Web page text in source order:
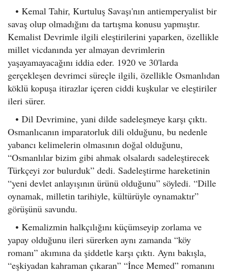
•Kemal Tahir, Kurtuluş Savaşı'nın antiemperyalist bir
savaş olup olmadığını da tartışma konusu yapmıştır.
Kemalist Devrimle ilgili eleştirilerini yaparken, özellikle
millet vicdanında yer almayan devrimlerin
yaşayamayacağını iddia eder. 1920 ve 30'larda
gerçekleşen devrimci süreçle ilgili, özellikle Osmanlıdan
köklü kopuşa itirazlar içeren ciddi kuşkular ve eleştiriler
ileri sürer.
•Dil Devrimine, yani dilde sadeleşmeye karşı çıktı.
Osmanlıcanın imparatorluk dili olduğunu, bu nedenle
yabancı kelimelerin olmasının doğal olduğunu,
“Osmanlılar bizim gibi ahmak olsalardı sadeleştirecek
Türkçeyi zor bulurduk” dedi. Sadeleştirme hareketinin
“yeni devlet anlayışının ürünü olduğunu” söyledi. “Dille
oynamak, milletin tarihiyle, kültürüyle oynamaktır”
görüşünü savundu.
•Kemalizmin halkçılığını küçümseyip zorlama ve
yapay olduğunu ileri sürerken aynı zamanda “köy
romanı” akımına da şiddetle karşı çıktı. Aynı bakışla,
“eşkiyadan kahraman çıkaran” “İnce Memed” romanını